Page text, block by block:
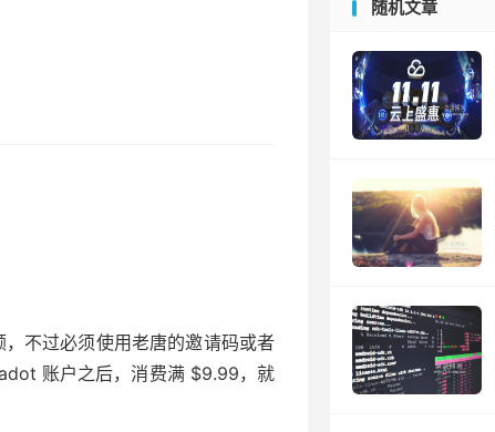
不过必须使用老唐的邀请码或者
账户之后，消费满 $9.99，就
随机文章